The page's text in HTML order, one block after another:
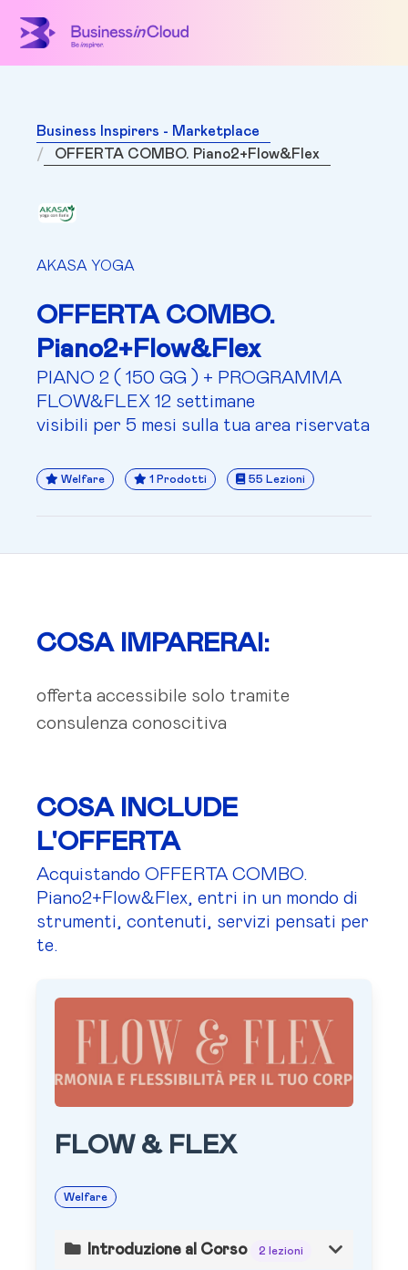
Business Inspirers - Marketplace
OFFERTA COMBO. Piano2+Flow&Flex
AKASA YOGA
OFFERTA COMBO.
Piano2+Flow&Flex
PIANO 2 ( 150 GG ) + PROGRAMMA
FLOW&FLEX 12 settimane
visibili per 5 mesi sulla tua area riservata
Welfare 1 Prodotti 55 Lezioni
COSA IMPARERAI:
offerta accessibile solo tramite
consulenza conoscitiva
COSA INCLUDE
L'OFFERTA
Acquistando OFFERTA COMBO.
Piano2+Flow&Flex, entri in un mondo di
strumenti, contenuti, servizi pensati per
te.
FLOW & FLEX
Welfare
Introduzione al Corso 2 lezioni